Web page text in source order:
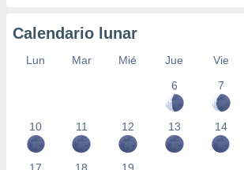
Calendario lunar
Lun Mar Mié Jue Vie
6
7
10 11 12 13 14